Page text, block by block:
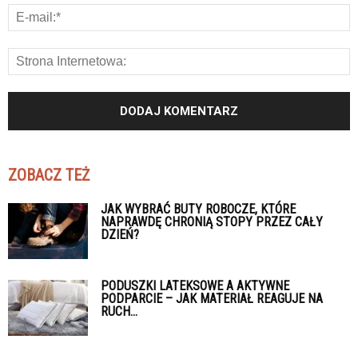
ZOBACZ TEŻ
JAK WYBRAĆ BUTY ROBOCZE, KTÓRE
NAPRAWDĘ CHRONIĄ STOPY PRZEZ CAŁY
DZIEŃ?
PODUSZKI LATEKSOWE A AKTYWNE
PODPARCIE – JAK MATERIAŁ REAGUJE NA
RUCH...